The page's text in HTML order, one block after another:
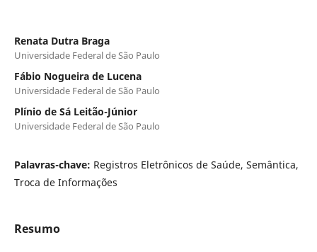
Renata Dutra Braga
Universidade Federal de São Paulo
Fábio Nogueira de Lucena
Universidade Federal de São Paulo
Plínio de Sá Leitão-Júnior
Universidade Federal de São Paulo
Palavras-chave: Registros Eletrônicos de Saúde, Semântica,
Troca de Informações
Resumo